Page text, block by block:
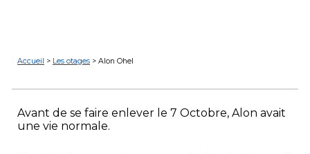
Accueil > Les otages >Alon Ohel
Avant de se faire enlever le 7 Octobre,Alonavait
une vie normale.